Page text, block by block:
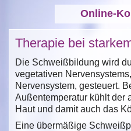
Online-
Therapie bei
Die Schweißbildung wird
vegetativen
Nervensystem, gesteuert.
Außentemperatur kühlt der
Haut und damit auch das
Eine übermäßige